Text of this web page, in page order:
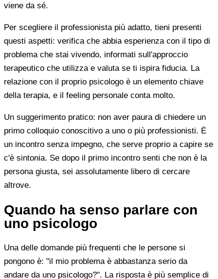
viene da sé.
Per scegliere il professionista più adatto, tieni presenti
questi aspetti: verifica che abbia esperienza con il tipo di
problema che stai vivendo, informati sull'approccio
terapeutico che utilizza e valuta se ti ispira fiducia. La
relazione con il proprio psicologo è un elemento chiave
della terapia, e il feeling personale conta molto.
Un suggerimento pratico: non aver paura di chiedere un
primo colloquio conoscitivo a uno o più professionisti. È
un incontro senza impegno, che serve proprio a capire se
c'è sintonia. Se dopo il primo incontro senti che non è la
persona giusta, sei assolutamente libero di cercare
altrove.
Quando ha senso parlare con
uno psicologo
Una delle domande più frequenti che le persone si
pongono è: "il mio problema è abbastanza serio da
andare da uno psicologo?". La risposta è più semplice di